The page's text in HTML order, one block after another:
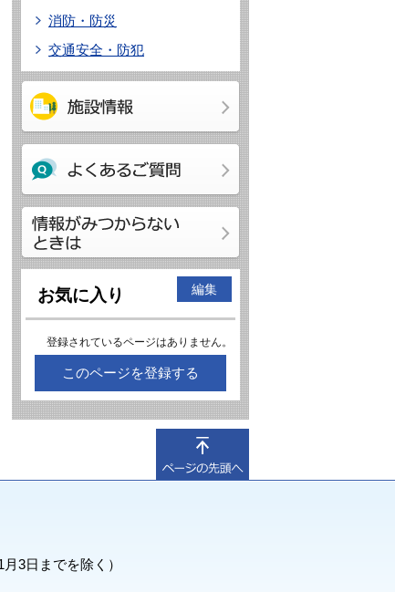
消防・防災
交通安全・防犯
お気に入り 編集
登録されているページはありません。
このページを登録する
3日までを除く）